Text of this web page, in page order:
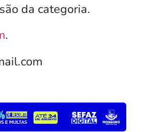
da categoria.
.